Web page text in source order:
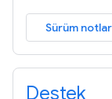
Sürüm
Destek